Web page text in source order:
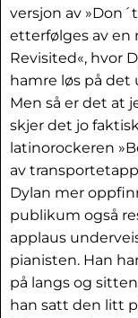
versjon av
etterfølges av en
Revisited«, hvor
hamre løs på det
Men så er det at
skjer det jo
latinorockeren
av
Dylan mer
publikum også
applaus
pianisten. Han
på langs og
han satt den litt